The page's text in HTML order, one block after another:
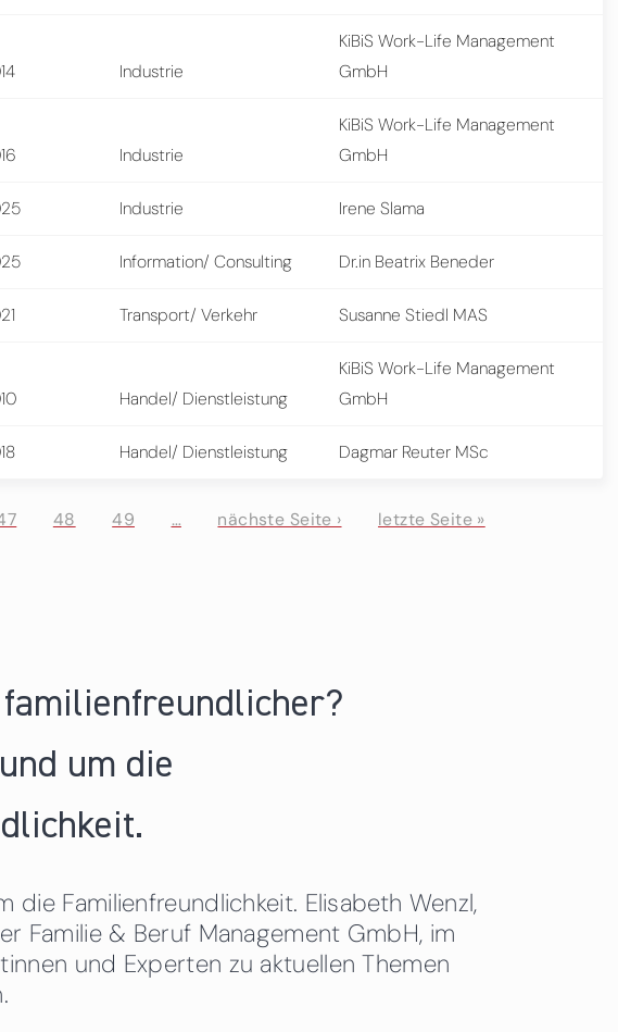
Industrie
KiBiS Work-Life Management
GmbH
Industrie
KiBiS Work-Life Management
GmbH
Industrie Irene Slama
Information/ Consulting Dr.in Beatrix Beneder
Transport/ Verkehr Susanne Stiedl MAS
Handel/ Dienstleistung
KiBiS Work-Life Management
GmbH
Handel/ Dienstleistung Dagmar Reuter MSc
48 49 … nächste Seite › letzte Seite »
um die
die Familienfreundlichkeit. Elisabeth Wenzl,
Familie & Beruf Management GmbH, im
und Experten zu aktuellen Themen